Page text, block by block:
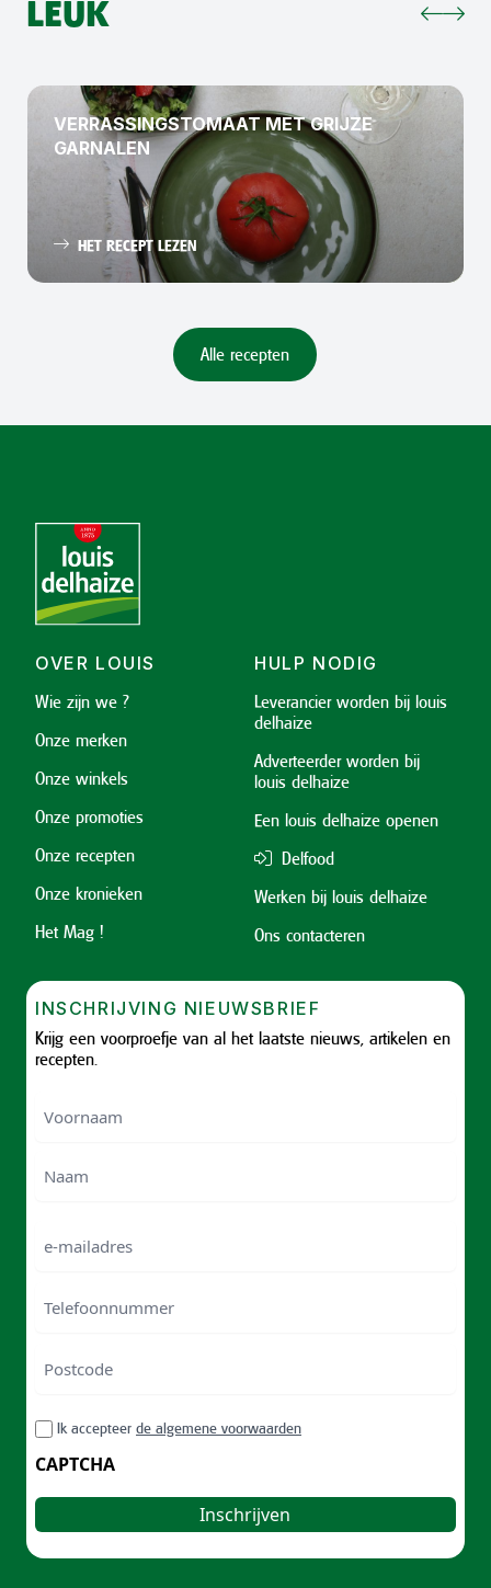
LEUK
VERRASSINGSTOMAAT MET GRIJZE
GARNALEN
HET RECEPT LEZEN
Alle recepten
OVER LOUIS
Wie zijn we ?
Onze merken
Onze winkels
Onze promoties
Onze recepten
Onze kronieken
Het Mag !
HULP NODIG
Leverancier worden bij louis
delhaize
Adverteerder worden bij
louis delhaize
Een louis delhaize openen
Delfood
Werken bij louis delhaize
Ons contacteren
INSCHRIJVING NIEUWSBRIEF
Krijg een voorproefje van al het laatste nieuws, artikelen en
recepten.
mailadres
/
Postal
RGPDIk accepteer de algemene voorwaarden
CAPTCHA